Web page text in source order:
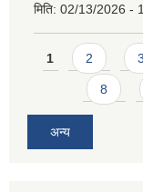
मिति: 02/13/2026 -
Pages
1 2 3
8
अन्य